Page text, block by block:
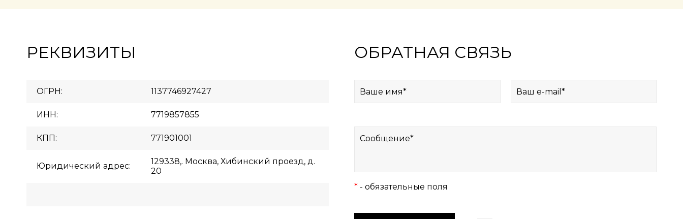
РЕКВИЗИТЫ
ОГРН: 1137746927427
ИНН: 7719857855
КПП: 771901001
Юридический адрес:
129338,. Москва, Хибинский проезд, д.
20
ОБРАТНАЯ СВЯЗЬ
*- обязательные поля